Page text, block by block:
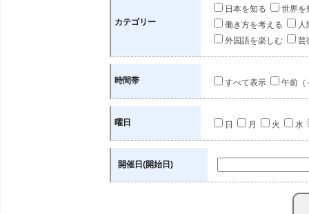
カテゴリー
日本を知る
世界を
働き方を考える
人
外国語を楽しむ
芸
時間帯 すべて表示 午前（
曜日 日 月 火 水
開催日(開始日)